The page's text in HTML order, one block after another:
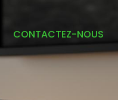
CONTACTEZ-NOUS